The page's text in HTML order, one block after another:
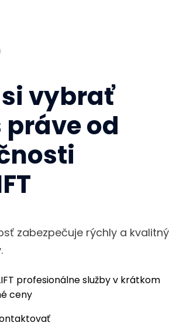
si vybrať
od
zabezpečuje rýchly a kvalitný
profesionálne služby v krátkom
ceny